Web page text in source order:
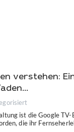
verstehen:
ist die Google TV-
die ihr